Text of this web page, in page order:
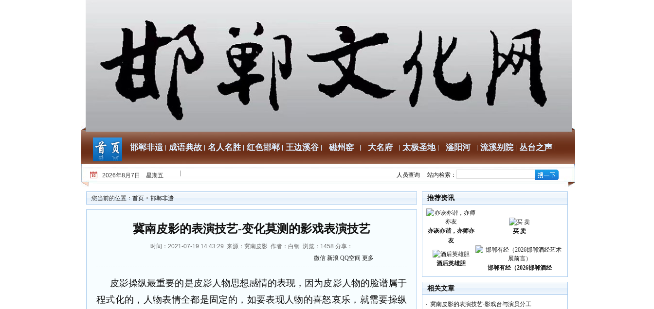
邯郸非遗 成语典故 名人名胜 红色邯郸 王边溪谷 磁州窑 大名府 太极圣地 滏阳河 流溪别院 丛台之声
2026年8月7日 星期五 人员查询 站内检索：
您当前的位置： 首页 > 邯郸非遗
冀南皮影的表演技艺-变化莫测的影戏表演技艺
时间：2021-07-19 14:43:29 来源：冀南皮影 作者：白钢 浏览： 1458 分享：
微信 新浪 QQ空间 更多
皮影操纵最重要的是皮影人物思想感情的表现，因为皮影人物的脸谱属于
程式化的，人物表情全都是固定的，如要表现人物的喜怒哀乐，就需要操纵
推荐资讯
亦诙亦谐，亦师亦
友
买 卖
酒后英雄胆
邯郸有经（2026邯郸酒经
相关文章
冀南皮影的表演技艺-影戏台与演员分工